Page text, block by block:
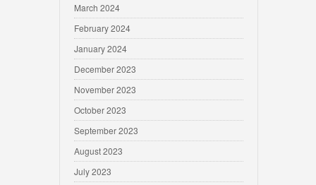
March 2024
February 2024
January 2024
December 2023
November 2023
October 2023
September 2023
August 2023
July 2023